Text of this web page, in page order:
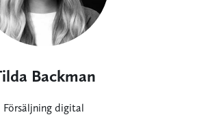
Backman
Försäljning digital